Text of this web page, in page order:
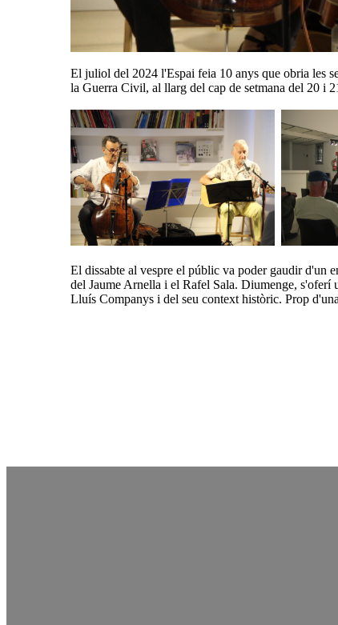
El juliol del 2024 l'Espai feia 10 anys que obria les
la Guerra Civil, al llarg del cap de setmana del 20 i
El dissabte al vespre el públic va poder gaudir d'un
del Jaume Arnella i el Rafel Sala. Diumenge, s'oferí
Lluís Companys i del seu context històric. Prop